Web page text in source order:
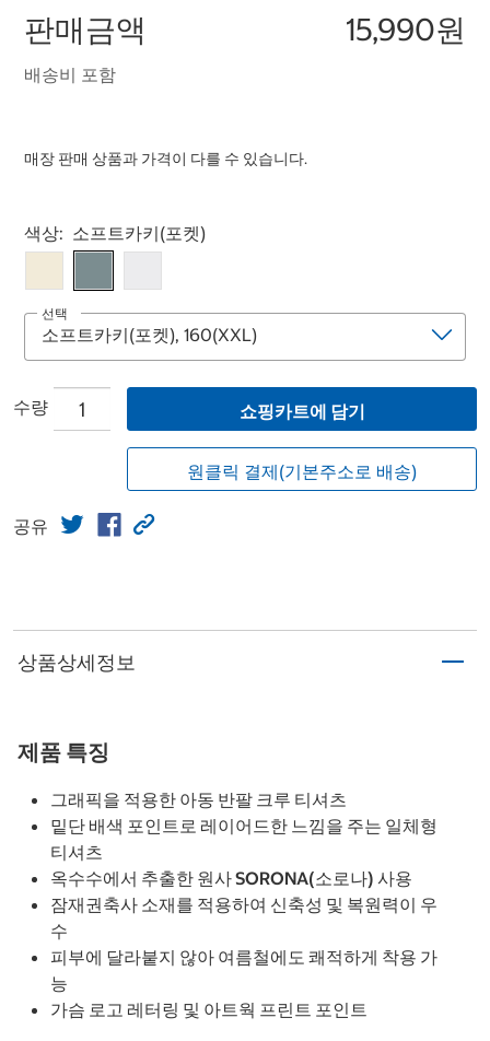
판매금액 15,990원
배송비 포함
매장 판매 상품과 가격이 다를 수 있습니다.
Select product
색상: 소프트카키(포켓)
선택
수량 쇼핑카트에 담기
원클릭 결제(기본주소로 배송)
공유
상품상세정보
제품 특징
그래픽을 적용한 아동 반팔 크루 티셔츠
밑단 배색 포인트로 레이어드한 느낌을 주는 일체형
티셔츠
옥수수에서 추출한 원사 SORONA(소로나) 사용
잠재권축사 소재를 적용하여 신축성 및 복원력이 우
수
피부에 달라붙지 않아 여름철에도 쾌적하게 착용 가
능
가슴 로고 레터링 및 아트웍 프린트 포인트